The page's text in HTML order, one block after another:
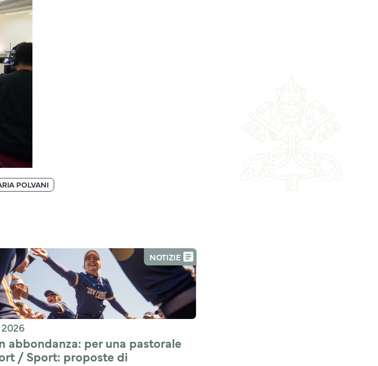
POLVANI
NOTIZIE
abbondanza: per una pastorale
/ Sport: proposte di